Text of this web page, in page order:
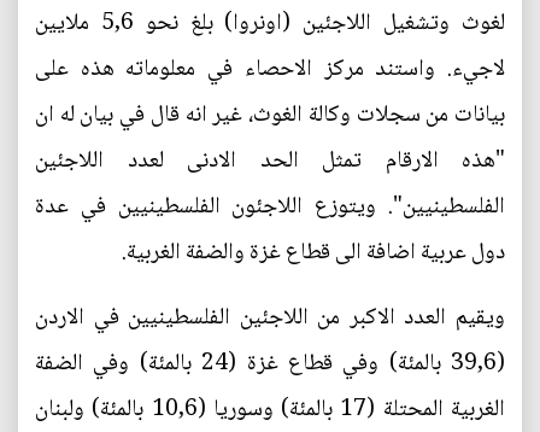
لغوث وتشغيل اللاجئين (اونروا) بلغ نحو 5,6 ملايين
لاجيء. واستند مركز الاحصاء في معلوماته هذه على
بيانات من سجلات وكالة الغوث، غير انه قال في بيان له ان
"هذه الارقام تمثل الحد الادنى لعدد اللاجئين
الفلسطينيين". ويتوزع اللاجئون الفلسطينيين في عدة
دول عربية اضافة الى قطاع غزة والضفة الغربية.
ويقيم العدد الاكبر من اللاجئين الفلسطينيين في الاردن
(39,6 بالمئة) وفي قطاع غزة (24 بالمئة) وفي الضفة
الغربية المحتلة (17 بالمئة) وسوريا (10,6 بالمئة) ولبنان